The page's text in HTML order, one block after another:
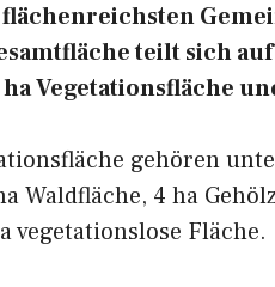
flächenreichsten
teilt sich
Vegetationsfläche
gehören
Waldfläche, 4 ha
vegetationslose Fläche.